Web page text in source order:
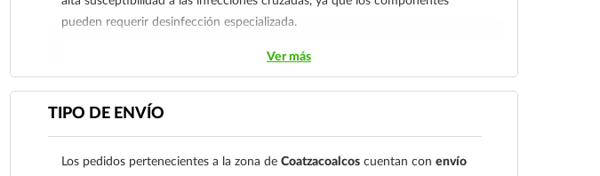
pueden requerir desinfección especializada.
Ver más
TIPO DE ENVÍO
Los pedidos pertenecientes a la zona de Coatzacoalcoscuentan con envío